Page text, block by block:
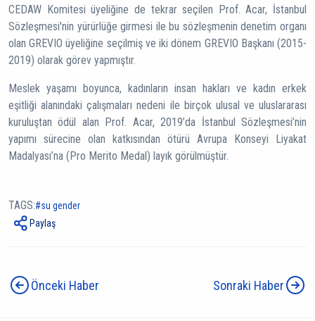
CEDAW Komitesi üyeliğine de tekrar seçilen Prof. Acar, İstanbul
Sözleşmesi'nin yürürlüğe girmesi ile bu sözleşmenin denetim organı
olan GREVIO üyeliğine seçilmiş ve iki dönem GREVIO Başkanı (2015-
2019) olarak görev yapmıştır.
Meslek yaşamı boyunca, kadınların insan hakları ve kadın erkek
eşitliği alanındaki çalışmaları nedeni ile birçok ulusal ve uluslararası
kuruluştan ödül alan Prof. Acar, 2019’da İstanbul Sözleşmesi’nin
yapımı sürecine olan katkısından ötürü Avrupa Konseyi Liyakat
Madalyası’na (Pro Merito Medal) layık görülmüştür.
TAGS:
su gender
Paylaş
Önceki Haber Sonraki Haber